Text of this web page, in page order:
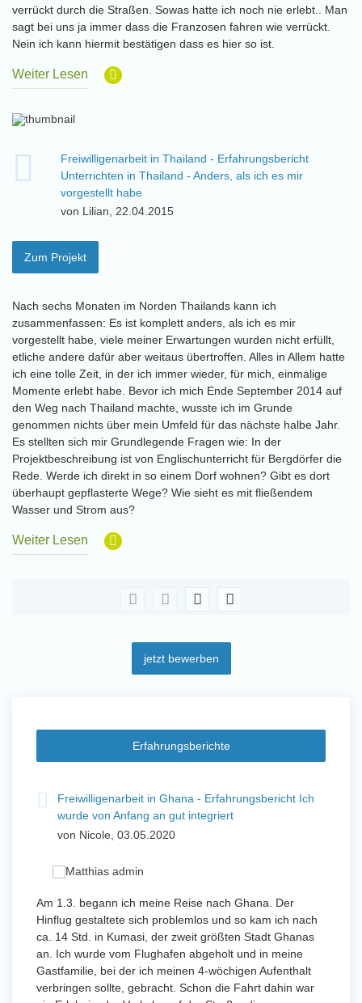
verrückt durch die Straßen. Sowas hatte ich noch nie erlebt.. Man
sagt bei uns ja immer dass die Franzosen fahren wie verrückt.
Nein ich kann hiermit bestätigen dass es hier so ist.
Weiter Lesen
Freiwilligenarbeit in Thailand - Erfahrungsbericht
Unterrichten in Thailand - Anders, als ich es mir
vorgestellt habe
von Lilian, 22.04.2015
Zum Projekt
Nach sechs Monaten im Norden Thailands kann ich
zusammenfassen: Es ist komplett anders, als ich es mir
vorgestellt habe, viele meiner Erwartungen wurden nicht erfüllt,
etliche andere dafür aber weitaus übertroffen. Alles in Allem hatte
ich eine tolle Zeit, in der ich immer wieder, für mich, einmalige
Momente erlebt habe. Bevor ich mich Ende September 2014 auf
den Weg nach Thailand machte, wusste ich im Grunde
genommen nichts über mein Umfeld für das nächste halbe Jahr.
Es stellten sich mir Grundlegende Fragen wie: In der
Projektbeschreibung ist von Englischunterricht für Bergdörfer die
Rede. Werde ich direkt in so einem Dorf wohnen? Gibt es dort
überhaupt gepflasterte Wege? Wie sieht es mit fließendem
Wasser und Strom aus?
Weiter Lesen
jetzt bewerben
Erfahrungsberichte
Freiwilligenarbeit in Ghana - Erfahrungsbericht Ich
wurde von Anfang an gut integriert
von Nicole, 03.05.2020
Am 1.3. begann ich meine Reise nach Ghana. Der
Hinflug gestaltete sich problemlos und so kam ich nach
ca. 14 Std. in Kumasi, der zweit größten Stadt Ghanas
an. Ich wurde vom Flughafen abgeholt und in meine
Gastfamilie, bei der ich meinen 4-wöchigen Aufenthalt
verbringen sollte, gebracht. Schon die Fahrt dahin war